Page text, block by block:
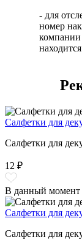
- для
номер
компании
Салфетки для
Салфетки для
12 ₽
В данный момент
Салфетки для
Салфетки для